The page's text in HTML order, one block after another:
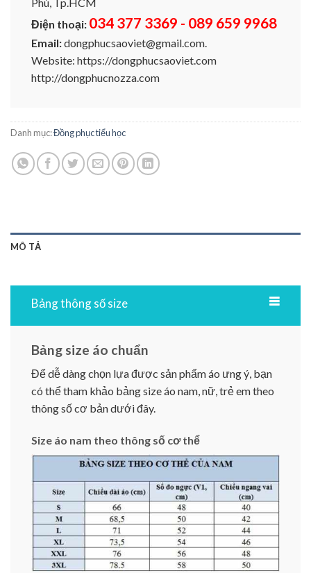
Điện thoại: 034 377 3369 - 089 659 9968
Email:dongphucsaoviet@gmail.com.
Website: https://dongphucsaoviet.com
http://dongphucnozza.com
Danh mục:Đồng phục tiểu học
MÔ TẢ
Bảng thông số size
Bảng size áo chuẩn
Để dễ dàng chọn lựa được sản phẩm áo ưng ý, bạn
có thể tham khảo bảng size áo nam, nữ, trẻ em theo
thông số cơ bản dưới đây.
Size áo nam theo thông số cơ thể